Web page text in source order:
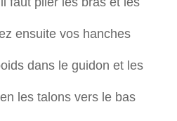
ensuite vos hanches
dans le guidon et les
les talons vers le bas